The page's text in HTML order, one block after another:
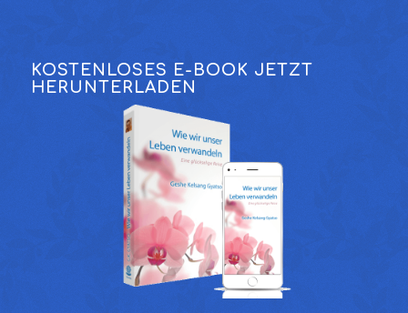
KOSTENLOSES E-BOOK JETZT
HERUNTERLADEN